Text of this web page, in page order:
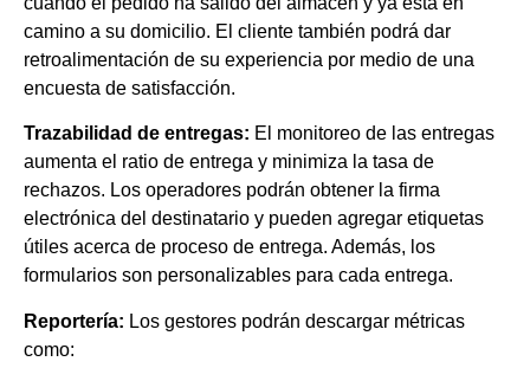
camino a su domicilio. El cliente también podrá dar
retroalimentación de su experiencia por medio de una
encuesta de satisfacción.
Trazabilidad de entregas: El monitoreo de las entregas
aumenta el ratio de entrega y minimiza la tasa de
rechazos. Los operadores podrán obtener la firma
electrónica del destinatario y pueden agregar etiquetas
útiles acerca de proceso de entrega. Además, los
formularios son personalizables para cada entrega.
Reportería: Los gestores podrán descargar métricas
como: